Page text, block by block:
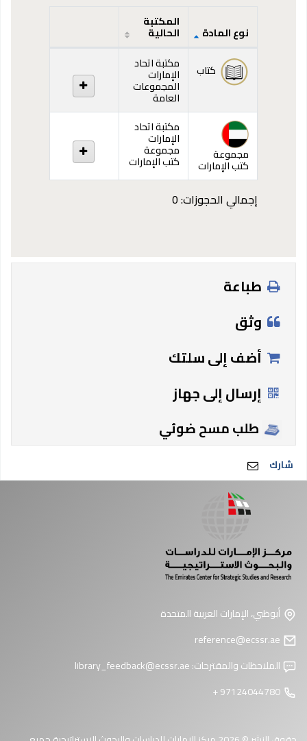
المقتنيات
نوع المادة
المكتبة
الحالية
كتاب مكتبة اتحاد
الإمارات
المجموعات
العامة
مجموعة
كتب الإمارات
مكتبة اتحاد
الإمارات
مجموعة
كتب الإمارات
إجمالي الحجوزات: 0
طباعة
وثق
أضف إلى سلتك
إرسال إلى جهاز
طلب مسح ضوئي
شارك
أبوظبي، الإمارات العربية المتحدة
الملاحظات والمقترحات:library_feedback@ecssr.ae